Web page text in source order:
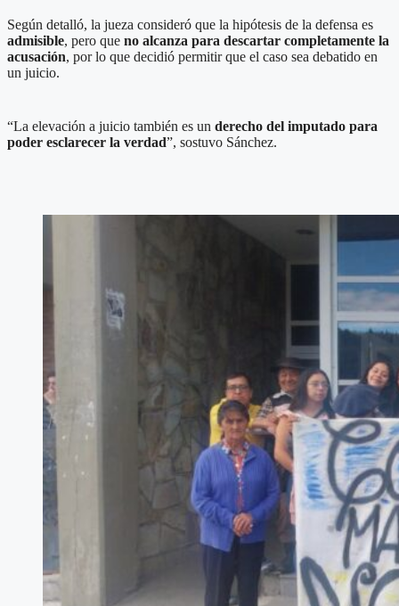
Según detalló, la jueza consideró que la hipótesis de la defensa es
admisible, pero que no alcanza para descartar completamente la
acusación, por lo que decidió permitir que el caso sea debatido en
un juicio.
“La elevación a juicio también es un derecho del imputado para
poder esclarecer la verdad”, sostuvo Sánchez.